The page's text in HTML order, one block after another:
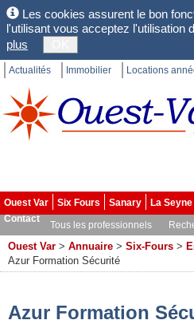
Les cookies assurent le bon
l'utilisant vous acceptez l'utilisation
plus
Actualités Immobilier Locations
Ouest Var Six Fours Sanary La Seyne
Contact
Tous les professionnels
Ouest Var > Annuaire > Six-Fours >
Azur Formation Sécurité
Azur Formation